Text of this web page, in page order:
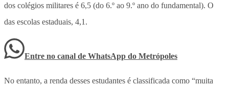
dos colégios militares é 6,5 (do 6.º ao 9.º ano do fundamental). O
das escolas estaduais, 4,1.
Entre no canal de WhatsApp do Metrópoles
No entanto, a renda desses estudantes é classificada como “muita